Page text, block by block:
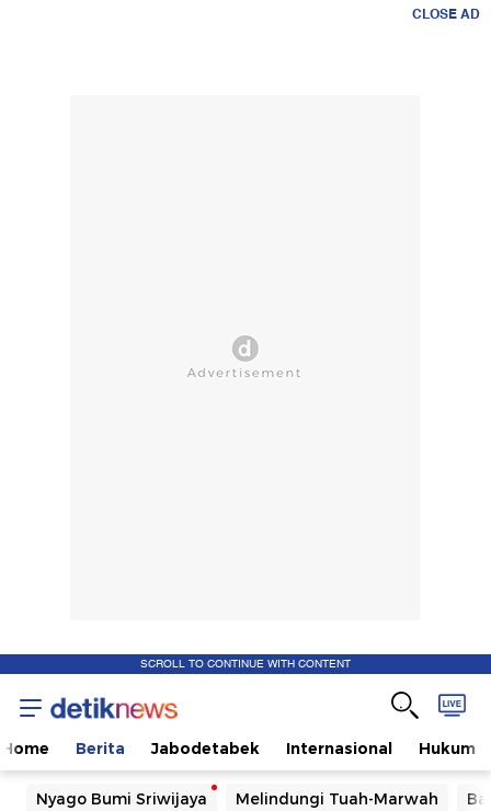
CLOSE AD
SCROLL TO CONTINUE WITH CONTENT
Home Berita Jabodetabek Internasional Hukum
Nyago Bumi Sriwijaya Melindungi Tuah-Marwah